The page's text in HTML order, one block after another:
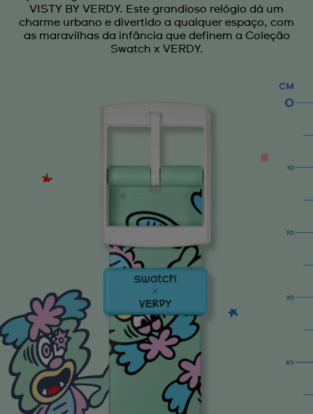
VISTY BY VERDY. Este grandioso relógio dá um
charme urbano e divertido a qualquer espaço, com
as maravilhas da infância que definem a Coleção
Swatch x VERDY.